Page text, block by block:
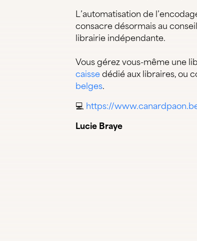
L’automatisation de
consacre désormais au
librairie indépendante.
Vous gérez vous-même une
caissedédié aux libraires, ou
belges.
💻 https://
Lucie Braye